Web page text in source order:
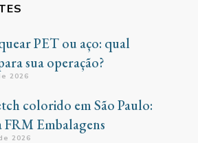
PET ou aço: qual
sua operação?
2026
colorido em São Paulo:
FRM Embalagens
2026